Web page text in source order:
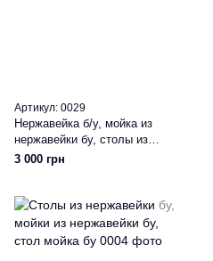
Артикул: 0029
Нержавейка б/у, мойка из
нержавейки бу, столы из
нержавейки бу
3 000 грн